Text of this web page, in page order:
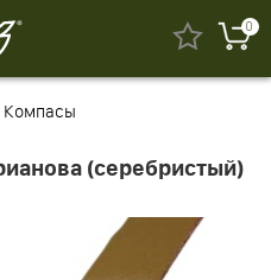
0
Компасы
(серебристый)